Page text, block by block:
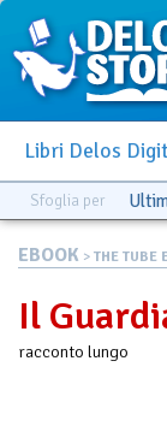
Libri Delos
Sfoglia per
EBOOK > THE TUBE
Il
racconto lungo